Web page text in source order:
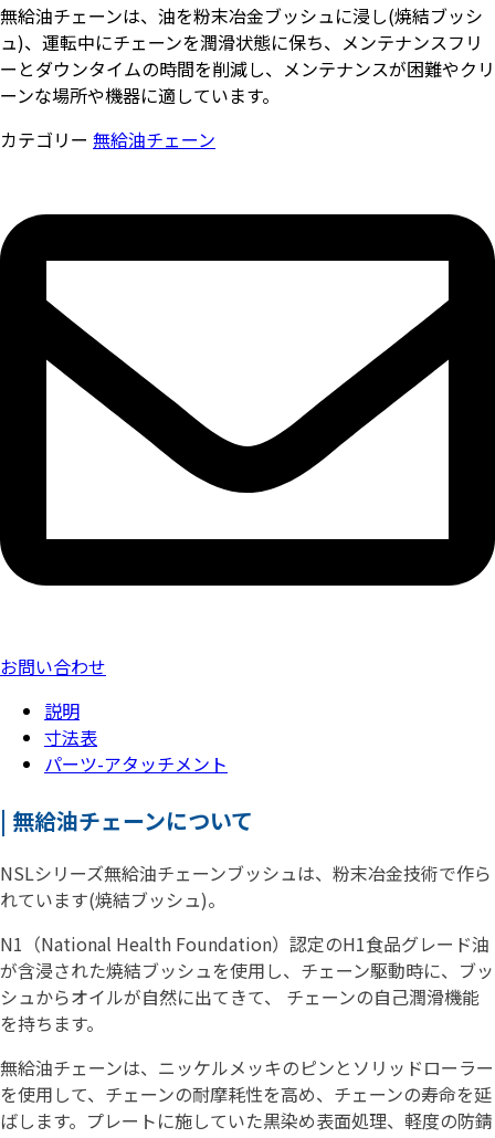
無給油チェーンは、油を粉末冶金ブッシュに浸し(焼結ブッシ
ュ)、運転中にチェーンを潤滑状態に保ち、メンテナンスフリ
ーとダウンタイムの時間を削減し、メンテナンスが困難やクリ
ーンな場所や機器に適しています。
カテゴリー 無給油チェーン
お問い合わせ
説明
寸法表
パーツ-アタッチメント
| 無給油チェーンについて
NSLシリーズ無給油チェーンブッシュは、粉末冶金技術で作ら
れています(焼結ブッシュ)。
N1（National Health Foundation）認定のH1食品グレード油
が含浸された焼結ブッシュを使用し、チェーン駆動時に、ブッ
シュからオイルが自然に出てきて、 チェーンの自己潤滑機能
を持ちます。
無給油チェーンは、ニッケルメッキのピンとソリッドローラー
を使用して、チェーンの耐摩耗性を高め、チェーンの寿命を延
ばします。プレートに施していた黒染め表面処理、軽度の防錆